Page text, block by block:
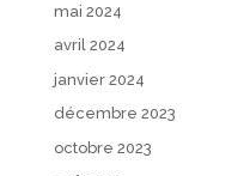
mai 2024
avril 2024
janvier 2024
décembre 2023
octobre 2023